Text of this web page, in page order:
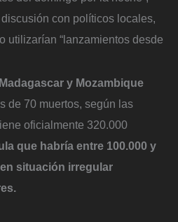
con políticos locales,
utilizarían “lanzamientos desde
y Mozambique
de 70 muertos, según las
oficialmente 320.000
que habría entre 100.000 y
situación irregular